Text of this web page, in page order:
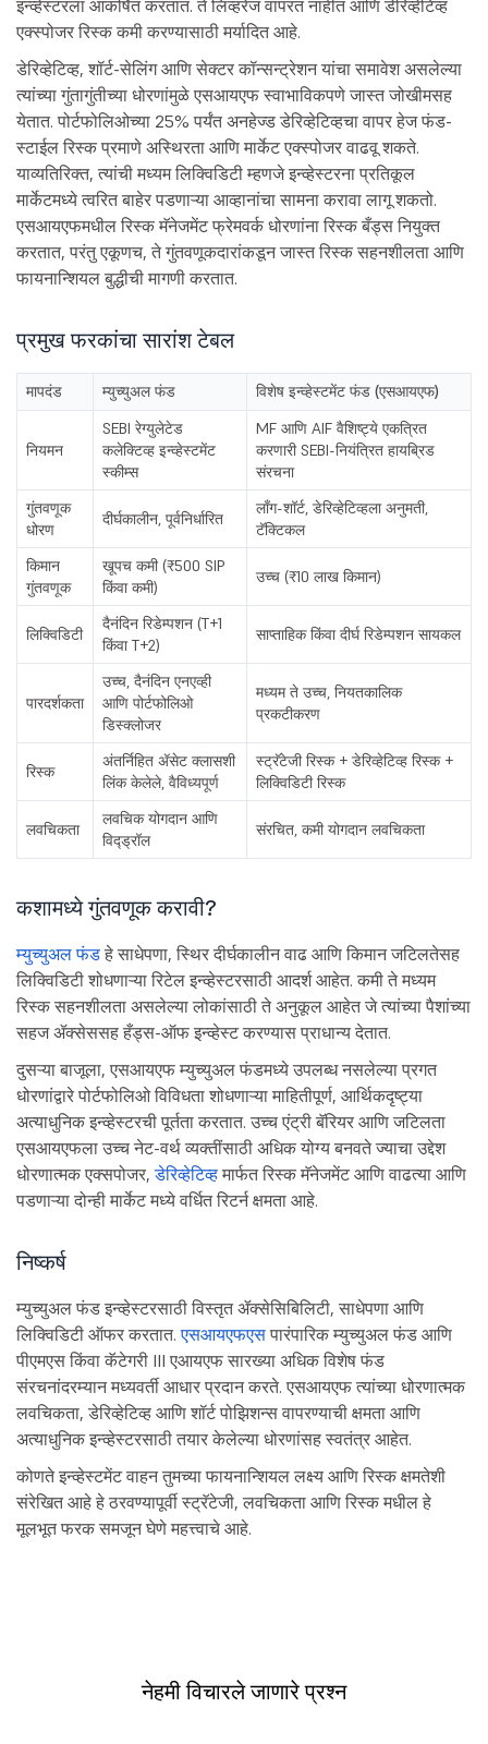
इन्व्हेस्टरला आकर्षित करतात. ते लिव्हरेज वापरत नाहीत आणि डेरिव्हेटिव्ह
एक्स्पोजर रिस्क कमी करण्यासाठी मर्यादित आहे.
डेरिव्हेटिव्ह, शॉर्ट-सेलिंग आणि सेक्टर कॉन्सन्ट्रेशन यांचा समावेश असलेल्या
त्यांच्या गुंतागुंतीच्या धोरणांमुळे एसआयएफ स्वाभाविकपणे जास्त जोखीमसह
येतात. पोर्टफोलिओच्या 25% पर्यंत अनहेज्ड डेरिव्हेटिव्हचा वापर हेज फंड-
स्टाईल रिस्क प्रमाणे अस्थिरता आणि मार्केट एक्स्पोजर वाढवू शकते.
याव्यतिरिक्त, त्यांची मध्यम लिक्विडिटी म्हणजे इन्व्हेस्टरना प्रतिकूल
मार्केटमध्ये त्वरित बाहेर पडणाऱ्या आव्हानांचा सामना करावा लागू शकतो.
एसआयएफमधील रिस्क मॅनेजमेंट फ्रेमवर्क धोरणांना रिस्क बँड्स नियुक्त
करतात, परंतु एकूणच, ते गुंतवणूकदारांकडून जास्त रिस्क सहनशीलता आणि
फायनान्शियल बुद्धीची मागणी करतात.
प्रमुख फरकांचा सारांश टेबल
मापदंड म्युच्युअल फंड विशेष इन्व्हेस्टमेंट फंड (एसआयएफ)
नियमन
SEBI रेग्युलेटेड
कलेक्टिव्ह इन्व्हेस्टमेंट
स्कीम्स
MF आणि AIF वैशिष्ट्ये एकत्रित
करणारी SEBI-नियंत्रित हायब्रिड
संरचना
गुंतवणूक
धोरण
दीर्घकालीन, पूर्वनिर्धारित
लाँग-शॉर्ट, डेरिव्हेटिव्हला अनुमती,
टॅक्टिकल
किमान
गुंतवणूक
खूपच कमी (₹500 SIP
किंवा कमी)
उच्च (₹10 लाख किमान)
लिक्विडिटी
दैनंदिन रिडेम्पशन (T+1
किंवा T+2)
साप्ताहिक किंवा दीर्घ रिडेम्पशन सायकल
पारदर्शकता
उच्च, दैनंदिन एनएव्ही
आणि पोर्टफोलिओ
डिस्क्लोजर
मध्यम ते उच्च, नियतकालिक
प्रकटीकरण
रिस्क
अंतर्निहित ॲसेट क्लासशी
लिंक केलेले, वैविध्यपूर्ण
स्ट्रॅटेजी रिस्क + डेरिव्हेटिव्ह रिस्क +
लिक्विडिटी रिस्क
लवचिकता
लवचिक योगदान आणि
विद्ड्रॉल
संरचित, कमी योगदान लवचिकता
कशामध्ये गुंतवणूक करावी?
म्युच्युअल फंड हे साधेपणा, स्थिर दीर्घकालीन वाढ आणि किमान जटिलतेसह
लिक्विडिटी शोधणाऱ्या रिटेल इन्व्हेस्टरसाठी आदर्श आहेत. कमी ते मध्यम
रिस्क सहनशीलता असलेल्या लोकांसाठी ते अनुकूल आहेत जे त्यांच्या पैशांच्या
सहज ॲक्सेससह हँड्स-ऑफ इन्व्हेस्ट करण्यास प्राधान्य देतात.
दुसऱ्या बाजूला, एसआयएफ म्युच्युअल फंडमध्ये उपलब्ध नसलेल्या प्रगत
धोरणांद्वारे पोर्टफोलिओ विविधता शोधणाऱ्या माहितीपूर्ण, आर्थिकदृष्ट्या
अत्याधुनिक इन्व्हेस्टरची पूर्तता करतात. उच्च एंट्री बॅरियर आणि जटिलता
एसआयएफला उच्च नेट-वर्थ व्यक्तींसाठी अधिक योग्य बनवते ज्याचा उद्देश
धोरणात्मक एक्सपोजर,डेरिव्हेटिव्ह मार्फत रिस्क मॅनेजमेंट आणि वाढत्या आणि
पडणाऱ्या दोन्ही मार्केट मध्ये वर्धित रिटर्न क्षमता आहे.
निष्कर्ष
म्युच्युअल फंड इन्व्हेस्टरसाठी विस्तृत ॲक्सेसिबिलिटी, साधेपणा आणि
लिक्विडिटी ऑफर करतात.एसआयएफएस पारंपारिक म्युच्युअल फंड आणि
पीएमएस किंवा कॅटेगरी III एआयएफ सारख्या अधिक विशेष फंड
संरचनांदरम्यान मध्यवर्ती आधार प्रदान करते. एसआयएफ त्यांच्या धोरणात्मक
लवचिकता, डेरिव्हेटिव्ह आणि शॉर्ट पोझिशन्स वापरण्याची क्षमता आणि
अत्याधुनिक इन्व्हेस्टरसाठी तयार केलेल्या धोरणांसह स्वतंत्र आहेत.
कोणते इन्व्हेस्टमेंट वाहन तुमच्या फायनान्शियल लक्ष्य आणि रिस्क क्षमतेशी
संरेखित आहे हे ठरवण्यापूर्वी स्ट्रॅटेजी, लवचिकता आणि रिस्क मधील हे
मूलभूत फरक समजून घेणे महत्त्वाचे आहे.
नेहमी विचारले जाणारे प्रश्न